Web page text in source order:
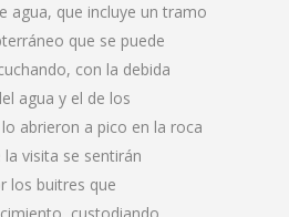
agua, que incluye un tramo
que se puede
con la debida
agua y el de los
abrieron a pico en la roca
visita se sentirán
los buitres que